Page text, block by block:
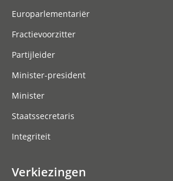
Europarlementariër
Fractievoorzitter
Partijleider
Minister-president
Minister
Staatssecretaris
Integriteit
Verkiezingen